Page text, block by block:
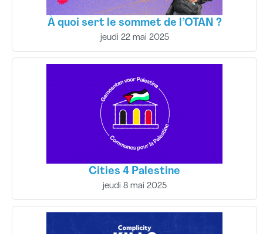
À quoi sert le sommet de l’OTAN ?
jeudi 22 mai 2025
Cities 4 Palestine
jeudi 8 mai 2025